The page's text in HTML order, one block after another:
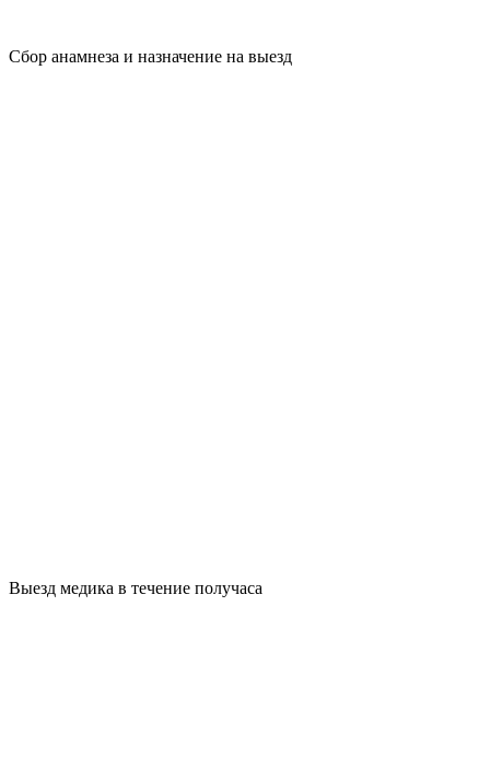
Сбор анамнеза и назначение на выезд
Выезд медика в течение получаса